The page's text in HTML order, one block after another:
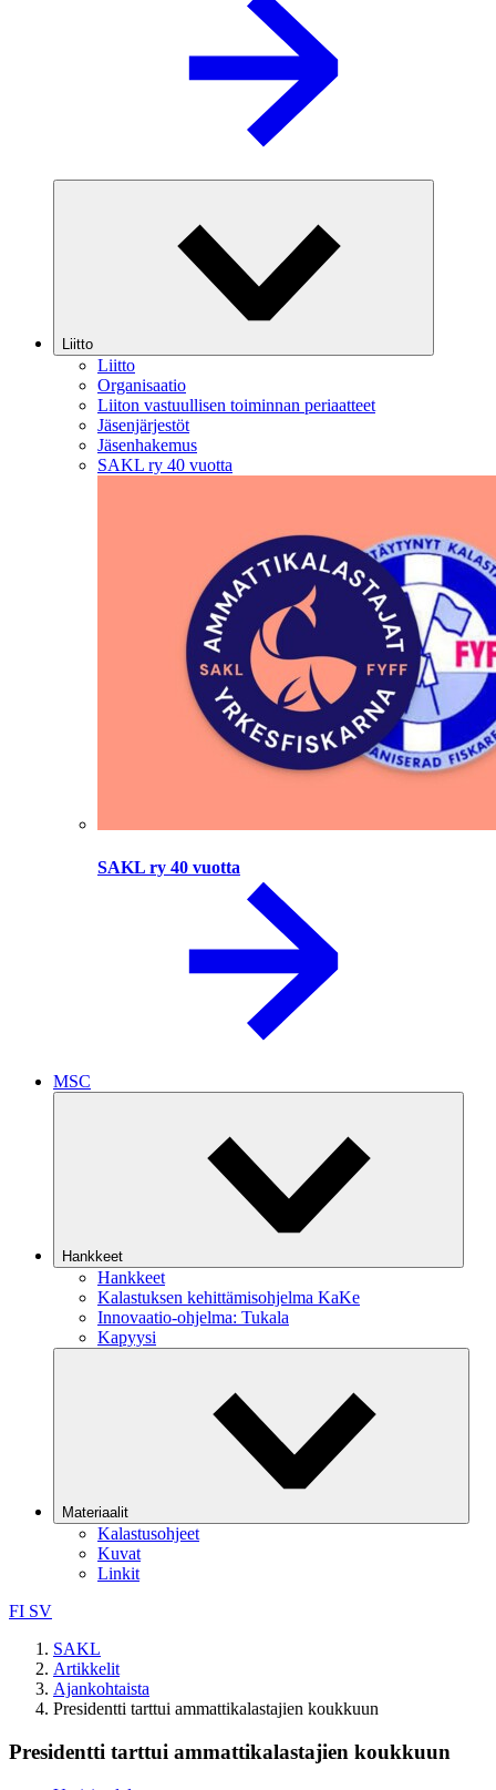
Liitto
Liitto
Organisaatio
Liiton vastuullisen toiminnan periaatteet
Jäsenjärjestöt
Jäsenhakemus
SAKL ry 40 vuotta
SAKL ry 40 vuotta
MSC
Hankkeet
Hankkeet
Kalastuksen kehittämisohjelma KaKe
Innovaatio-ohjelma: Tukala
Kapyysi
Materiaalit
Kalastusohjeet
Kuvat
Linkit
FI SV
SAKL
Artikkelit
Ajankohtaista
Presidentti tarttui ammattikalastajien koukkuun
Presidentti tarttui ammattikalastajien koukkuun